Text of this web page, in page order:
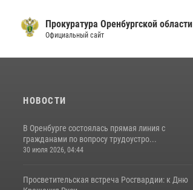
Прокуратура Оренбургской области
Официальный сайт
НОВОСТИ
В Оренбурге состоялась прямая линия с
гражданами по вопросу трудоустро...
30 июля 2026, 04:44
Просветительская встреча Росгвардии: к Дню